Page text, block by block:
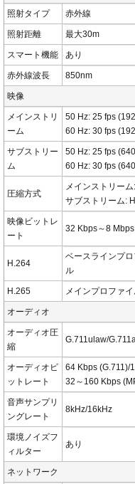
照射タイプ 赤外線
照射距離 最大30m
スマート機能 あり
赤外線波長 850nm
映像
メインストリ
ーム
50 Hz: 25 fps
60 Hz: 30 fps
サブストリー
ム
50 Hz: 25 fps
60 Hz: 30 fps
圧縮方式
メインストリー
サブストリーム:
映像ビットレ
ート
32 Kbps～8 Mbps
H.264
ベースラインプ
ル
H.265 メインプロファ
オーディオ
オーディオ圧
縮
G.711ulaw/
オーディオビ
ットレート
64 Kbps (G.711)/
32～160 Kbps
音声サンプリ
ングレート
8kHz/16kHz
環境ノイズフ
ィルター
あり
ネットワーク